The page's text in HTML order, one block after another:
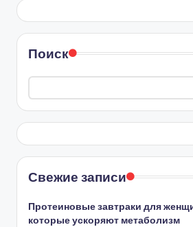
Поиск
Свежие записи
Протеиновые завтраки для
которые ускоряют метаболизм